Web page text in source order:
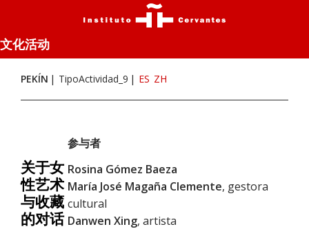
文化活动
PEKÍN TipoActividad_9 ES ZH
关于女
性艺术
与收藏
的对话
参与者
Rosina Gómez Baeza
María José Magaña Clemente, gestora
cultural
Danwen Xing, artista